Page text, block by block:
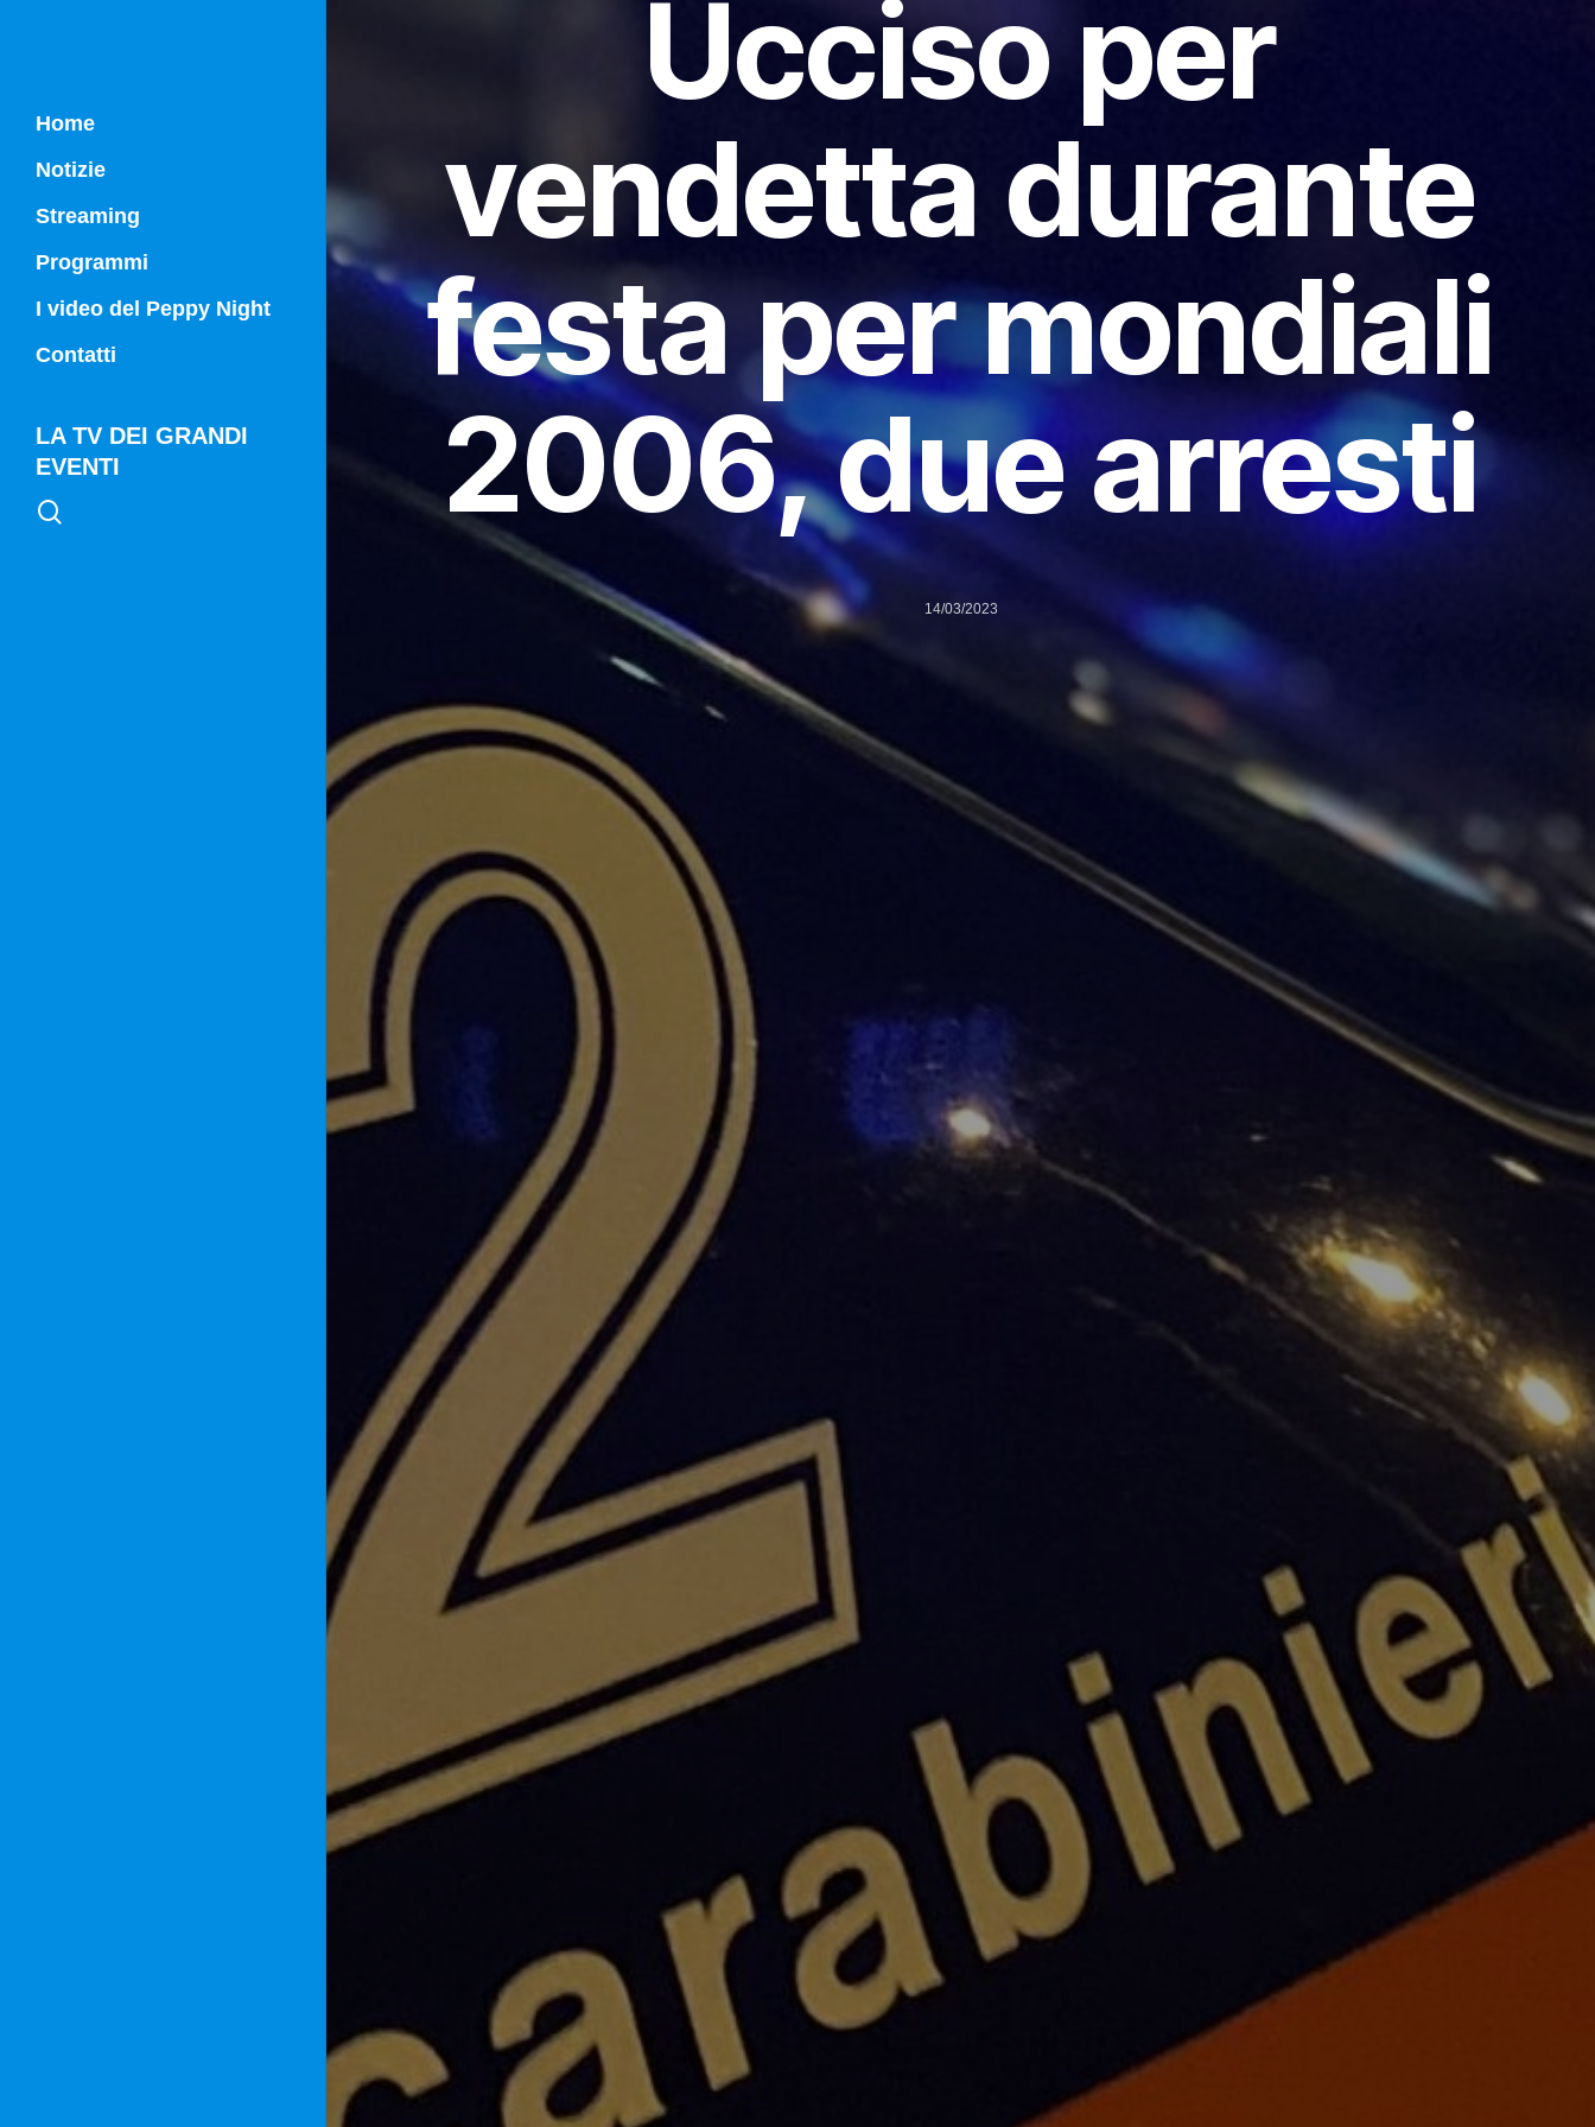
Home
Notizie
Streaming
Programmi
Campania Sport
I video del Peppy Night
Contatti
LA TV DEI GRANDI
EVENTI
Ucciso per
vendetta durante
festa per mondiali
2006, due arresti
14/03/2023